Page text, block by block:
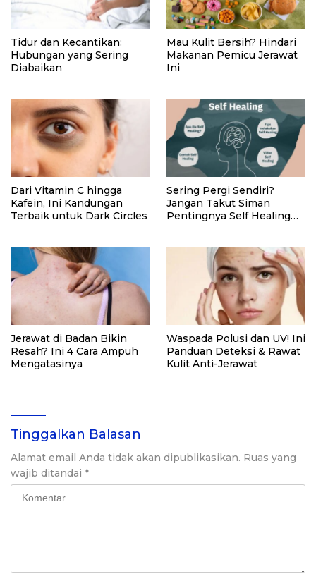
Tidur dan Kecantikan:
Hubungan yang Sering
Diabaikan
Mau Kulit Bersih? Hindari
Makanan Pemicu Jerawat
Ini
Dari Vitamin C hingga
Kafein, Ini Kandungan
Terbaik untuk Dark Circles
Sering Pergi Sendiri?
Jangan Takut Siman
Pentingnya Self Healing
Jerawat di Badan Bikin
Resah? Ini 4 Cara Ampuh
Mengatasinya
Waspada Polusi dan UV! Ini
Panduan Deteksi & Rawat
Kulit Anti-Jerawat
Tinggalkan Balasan
Alamat email Anda tidak akan dipublikasikan. Ruas yang
wajib ditandai *